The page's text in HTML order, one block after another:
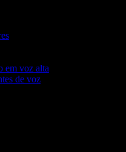
em voz alta
de voz